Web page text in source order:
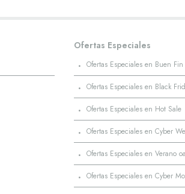
Ofertas Especiales
· Ofertas Especiales en Buen Fin
· Ofertas Especiales en Black
· Ofertas Especiales en Hot Sale
· Ofertas Especiales en Cyber
· Ofertas Especiales en Verano
· Ofertas Especiales en Cyber